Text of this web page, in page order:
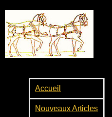
Accueil
Nouveaux Articles